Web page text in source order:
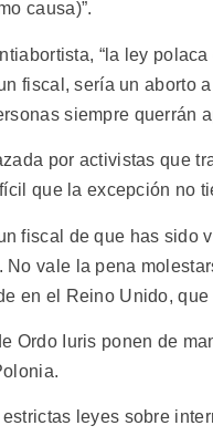
causa)”.
“la ley
fiscal, sería un aborto
siempre querrán
por activistas que
que la excepción no
fiscal de que has sido
No vale la pena
en el Reino Unido,
Ordo Iuris ponen de
leyes sobre